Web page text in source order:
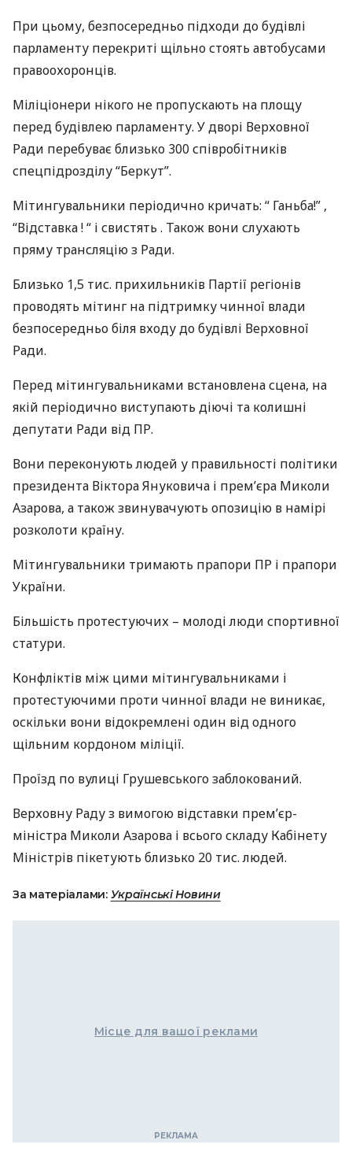
При цьому, безпосередньо підходи до будівлі
парламенту перекриті щільно стоять автобусами
правоохоронців.
Міліціонери нікого не пропускають на площу
перед будівлею парламенту. У дворі Верховної
Ради перебуває близько 300 співробітників
спецпідрозділу “Беркут”.
Мітингувальники періодично кричать: “ Ганьба!” ,
“Відставка ! “ і свистять . Також вони слухають
пряму трансляцію з Ради.
Близько 1,5 тис. прихильників Партії регіонів
проводять мітинг на підтримку чинної влади
безпосередньо біля входу до будівлі Верховної
Ради.
Перед мітингувальниками встановлена ​​сцена, на
якій періодично виступають діючі та колишні
депутати Ради від ПР.
Вони переконують людей у ​​правильності політики
президента Віктора Януковича і прем’єра Миколи
Азарова, а також звинувачують опозицію в намірі
розколоти країну.
Мітингувальники тримають прапори ПР і прапори
України.
Більшість протестуючих – молоді люди спортивної
статури.
Конфліктів між цими мітингувальниками і
протестуючими проти чинної влади не виникає,
оскільки вони відокремлені один від одного
щільним кордоном міліції.
Проїзд по вулиці Грушевського заблокований.
Верховну Раду з вимогою відставки прем’єр-
міністра Миколи Азарова і всього складу Кабінету
Міністрів пікетують близько 20 тис. людей.
За матеріалами: Українські Новини
Місце для вашої реклами